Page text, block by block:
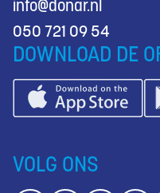
info@donar.nl
050 721 09 54
DOWNLOAD DE
VOLG ONS